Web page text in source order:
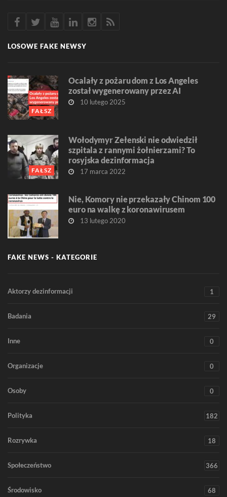
LOSOWE FAKE NEWSY
FAŁSZ
Ocalały z pożaru dom z Los Angeles
został wygenerowany przez AI
10 lutego 2025
FAŁSZ
Wołodymyr Zełenski nie odwiedził
szpitala z rannymi żołnierzami? To
rosyjska dezinformacja
17 marca 2022
Nie, Komory nie przekazały Chinom 100
euro na walkę z koronawirusem
13 lutego 2020
FAKE NEWS - KATEGORIE
Aktorzy dezinformacji 1
Badania 29
Inne 0
Organizacje 0
Osoby 0
Polityka 182
Rozrywka 18
Społeczeństwo 366
Środowisko 68